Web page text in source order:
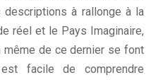
à rallonge à la
réel et le Pays Imaginaire,
de ce dernier se font
facile de comprendre